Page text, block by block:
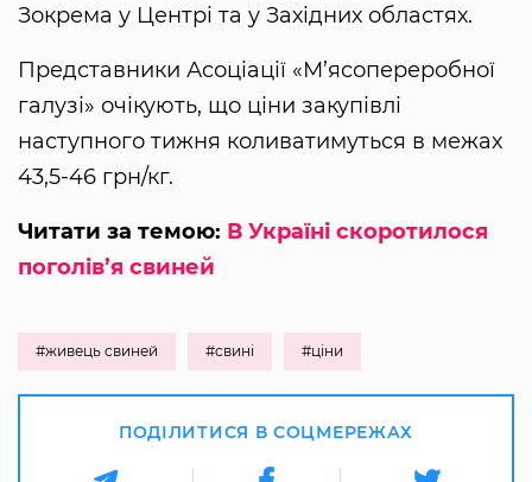
Зокрема у Центрі та у Західних областях.
Представники Асоціації «М’ясопереробної
галузі» очікують, що ціни закупівлі
наступного тижня коливатимуться в межах
43,5-46 грн/кг.
Читати за темою: В Україні скоротилося
поголів’я свиней
#живець свиней #свині #ціни
ПОДІЛИТИСЯ В СОЦМЕРЕЖАХ